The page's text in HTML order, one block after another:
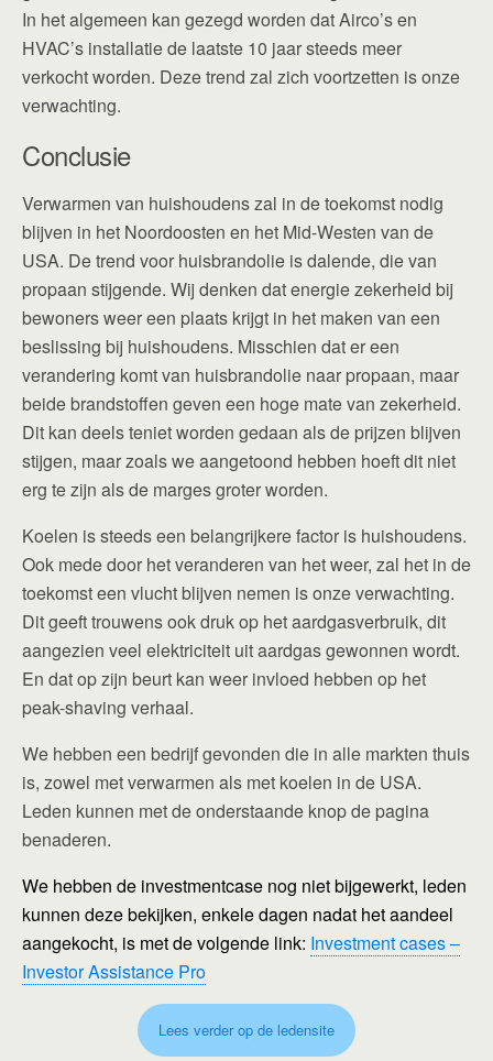
In het algemeen kan gezegd worden dat Airco’s en
HVAC’s installatie de laatste 10 jaar steeds meer
verkocht worden. Deze trend zal zich voortzetten is onze
verwachting.
Conclusie
Verwarmen van huishoudens zal in de toekomst nodig
blijven in het Noordoosten en het Mid-Westen van de
USA. De trend voor huisbrandolie is dalende, die van
propaan stijgende. Wij denken dat energie zekerheid bij
bewoners weer een plaats krijgt in het maken van een
beslissing bij huishoudens. Misschien dat er een
verandering komt van huisbrandolie naar propaan, maar
beide brandstoffen geven een hoge mate van zekerheid.
Dit kan deels teniet worden gedaan als de prijzen blijven
stijgen, maar zoals we aangetoond hebben hoeft dit niet
erg te zijn als de marges groter worden.
Koelen is steeds een belangrijkere factor is huishoudens.
Ook mede door het veranderen van het weer, zal het in de
toekomst een vlucht blijven nemen is onze verwachting.
Dit geeft trouwens ook druk op het aardgasverbruik, dit
aangezien veel elektriciteit uit aardgas gewonnen wordt.
En dat op zijn beurt kan weer invloed hebben op het
peak-shaving verhaal.
We hebben een bedrijf gevonden die in alle markten thuis
is, zowel met verwarmen als met koelen in de USA.
Leden kunnen met de onderstaande knop de pagina
benaderen.
We hebben de investmentcase nog niet bijgewerkt, leden
kunnen deze bekijken, enkele dagen nadat het aandeel
aangekocht, is met de volgende link: Investment cases –
Investor Assistance Pro
Lees verder op de ledensite